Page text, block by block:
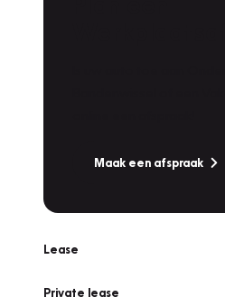
Maak een afspraak
Lease
Private lease